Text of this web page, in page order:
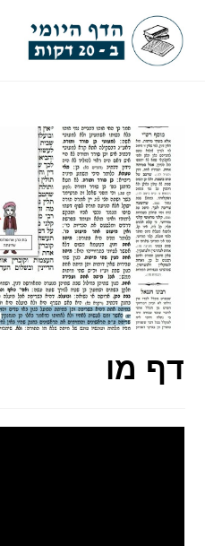
content
דף מו